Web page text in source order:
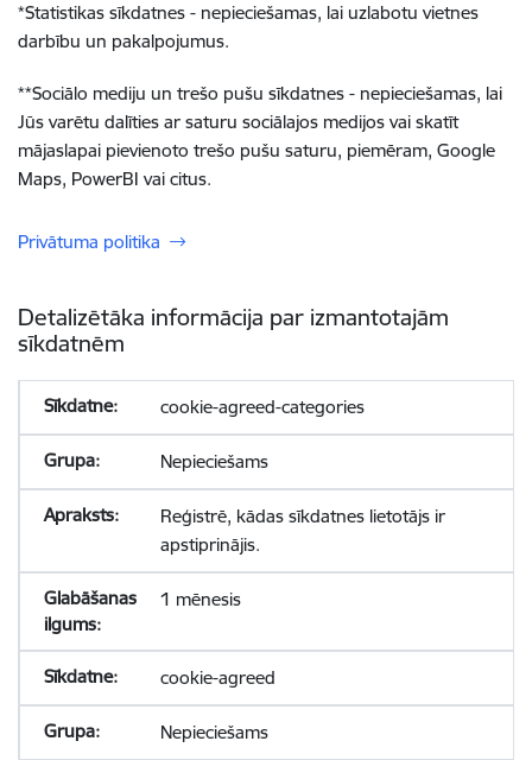
*Statistikas sīkdatnes - nepieciešamas, lai uzlabotu vietnes
darbību un pakalpojumus.
**Sociālo mediju un trešo pušu sīkdatnes - nepieciešamas, lai
Jūs varētu dalīties ar saturu sociālajos medijos vai skatīt
mājaslapai pievienoto trešo pušu saturu, piemēram, Google
Maps, PowerBI vai citus.
Privātuma politika
Detalizētāka informācija par izmantotajām
sīkdatnēm
cookie-agreed-categories
Nepieciešams
Reģistrē, kādas sīkdatnes lietotājs ir
apstiprinājis.
1 mēnesis
cookie-agreed
Nepieciešams